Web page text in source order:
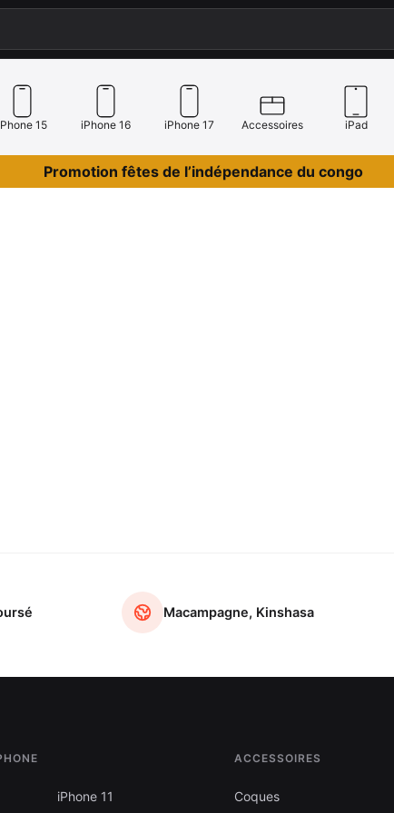
15 iPhone 16 iPhone 17 Accessoires iPad
Promotion fêtes de l’indépendance du congo
Macampagne, Kinshasa
iPhone 11
ACCESSOIRES
Coques